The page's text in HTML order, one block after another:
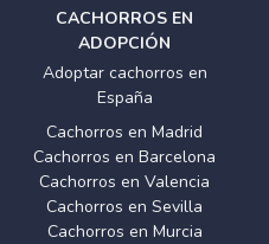
CACHORROS EN
ADOPCIÓN
Adoptar cachorros en
España
Cachorros en Madrid
Cachorros en Barcelona
Cachorros en Valencia
Cachorros en Sevilla
Cachorros en Murcia